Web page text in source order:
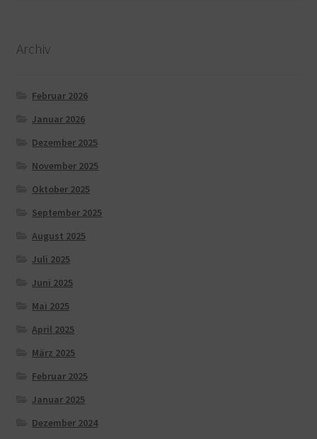
Archiv
Februar 2026
Januar 2026
Dezember 2025
November 2025
Oktober 2025
September 2025
August 2025
Juli 2025
Juni 2025
Mai 2025
April 2025
März 2025
Februar 2025
Januar 2025
Dezember 2024